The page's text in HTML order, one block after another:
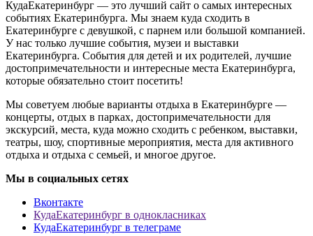
КудаЕкатеринбург — это лучший сайт о самых интересных
событиях Екатеринбурга. Мы знаем куда сходить в
Екатеринбурге с девушкой, с парнем или большой компанией.
У нас только лучшие события, музеи и выставки
Екатеринбурга. События для детей и их родителей, лучшие
достопримечательности и интересные места Екатеринбурга,
которые обязательно стоит посетить!
Мы советуем любые варианты отдыха в Екатеринбурге —
концерты, отдых в парках, достопримечательности для
экскурсий, места, куда можно сходить с ребенком, выставки,
театры, шоу, спортивные мероприятия, места для активного
отдыха и отдыха с семьей, и многое другое.
Мы в социальных сетях
Вконтакте
КудаЕкатеринбург в однокласниках
КудаЕкатеринбург в телеграме